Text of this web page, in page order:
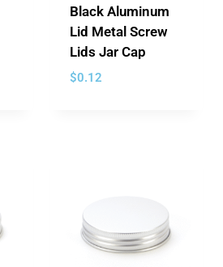
Black Aluminum
Lid Metal Screw
Lids Jar Cap
$0.12